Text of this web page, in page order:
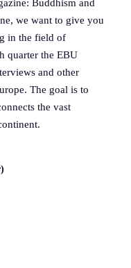
Buddhism and
we want to give you
in the field of
quarter the EBU
and other
The goal is to
the vast